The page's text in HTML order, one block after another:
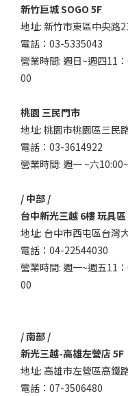
新竹巨城 SOGO 5F
地址: 新竹市東區中央路
電話：03-5335043
營業時間: 週日~週四11
00
桃園 三民門市
地址: 桃園市桃園區三民
電話：03-3614922
營業時間: 週一 ~六
/ 中部 /
台中新光三越 6樓 玩具區
地址: 台中市西屯區台灣
電話：04-22544030
營業時間: 週一~週五11
00
/ 南部 /
新光三越-高雄左營店 5F
地址: 高雄市左營區高鐵
電話：07-3506480